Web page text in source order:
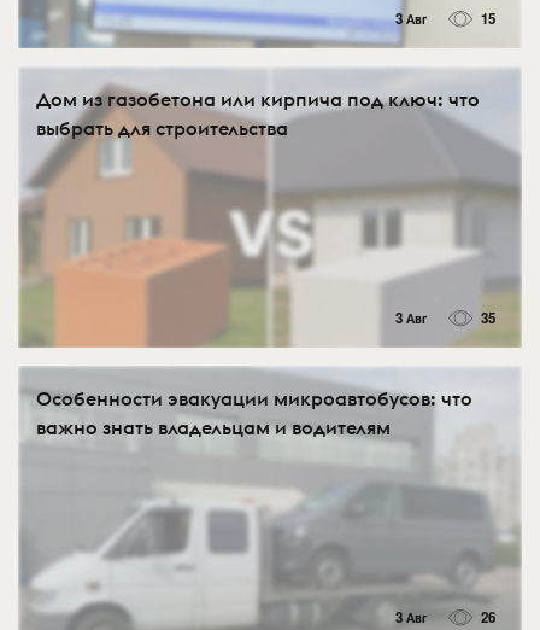
3 Авг 15
Дом из газобетона или кирпича под ключ: что
выбрать для строительства
3 Авг 35
Особенности эвакуации микроавтобусов: что
важно знать владельцам и водителям
3 Авг 26